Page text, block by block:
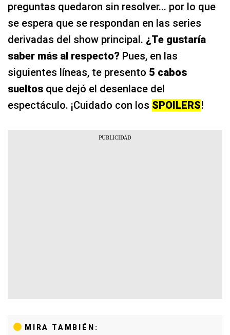
preguntas quedaron sin resolver... por lo que
se espera que se respondan en las series
derivadas del show principal. ¿Te gustaría
saber más al respecto? Pues, en las
siguientes líneas, te presento 5 cabos
sueltos que dejó el desenlace del
espectáculo. ¡Cuidado con los SPOILERS!
MIRA TAMBIÉN: